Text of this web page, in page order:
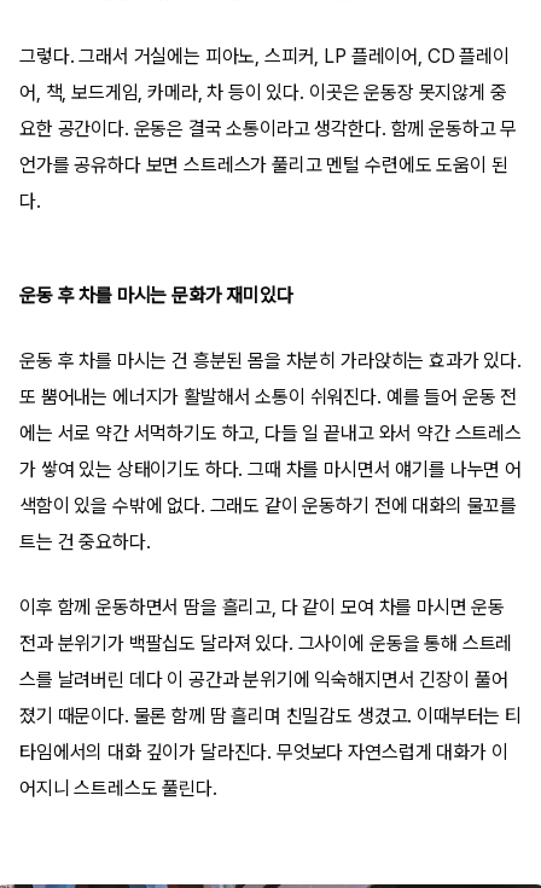
그렇다. 그래서 거실에는 피아노, 스피커, LP 플레이어, CD 플레이
어, 책, 보드게임, 카메라, 차 등이 있다. 이곳은 운동장 못지않게 중
요한 공간이다. 운동은 결국 소통이라고 생각한다. 함께 운동하고 무
언가를 공유하다 보면 스트레스가 풀리고 멘털 수련에도 도움이 된
다.
운동 후 차를 마시는 문화가 재미있다
운동 후 차를 마시는 건 흥분된 몸을 차분히 가라앉히는 효과가 있다.
또 뿜어내는 에너지가 활발해서 소통이 쉬워진다. 예를 들어 운동 전
에는 서로 약간 서먹하기도 하고, 다들 일 끝내고 와서 약간 스트레스
가 쌓여 있는 상태이기도 하다. 그때 차를 마시면서 얘기를 나누면 어
색함이 있을 수밖에 없다. 그래도 같이 운동하기 전에 대화의 물꼬를
트는 건 중요하다.
이후 함께 운동하면서 땀을 흘리고, 다 같이 모여 차를 마시면 운동
전과 분위기가 백팔십도 달라져 있다. 그사이에 운동을 통해 스트레
스를 날려버린 데다 이 공간과 분위기에 익숙해지면서 긴장이 풀어
졌기 때문이다. 물론 함께 땀 흘리며 친밀감도 생겼고. 이때부터는 티
타임에서의 대화 깊이가 달라진다. 무엇보다 자연스럽게 대화가 이
어지니 스트레스도 풀린다.